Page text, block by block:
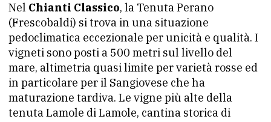
Nel Chianti Classico, la Tenuta Perano
(Frescobaldi) si trova in una situazione
pedoclimatica eccezionale per unicità e qualità. I
vigneti sono posti a 500 metri sul livello del
mare, altimetria quasi limite per varietà rosse ed
in particolare per il Sangiovese che ha
maturazione tardiva. Le vigne più alte della
tenuta Lamole di Lamole, cantina storica di